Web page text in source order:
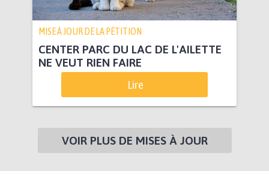
MISE À JOUR DE LA PÉTITION
CENTER PARC DU LAC DE L'AILETTE
NE VEUT RIEN FAIRE
Lire
VOIR PLUS DE MISES À JOUR